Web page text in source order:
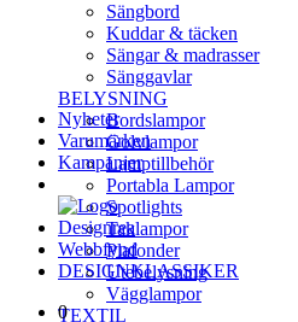
Sängbord
Kuddar & täcken
Sängar & madrasser
Sänggavlar
BELYSNING
Bordslampor
Golvlampor
Lamptillbehör
Portabla Lampor
Spotlights
Taklampor
Plafonder
Utebelysning
Vägglampor
TEXTIL
Nyheter
Varumärken
Kampanjer
Designrea
Webbfynd
DESIGNKLASSIKER
0